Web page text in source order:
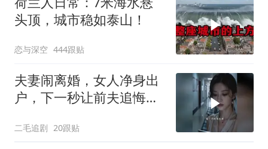
头顶，城市稳如泰山！
恋与深空 444跟贴
夫妻闹离婚，女人净身出
户，下一秒让前夫追悔莫
二毛追剧 20跟贴